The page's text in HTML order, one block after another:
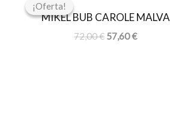
¡Oferta!
¡Oferta!
MIKEL BUB CAROLE MALVA
72,00€
original
era:
72,00 €.
57,60€
actual
es:
57,60 €.